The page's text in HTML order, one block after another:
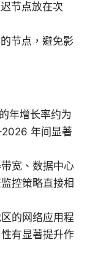
节点放在次
节点，避免影
年增长率约为
年间显著
宽、数据中心
控策略直接相
的网络应用程
有显著提升作